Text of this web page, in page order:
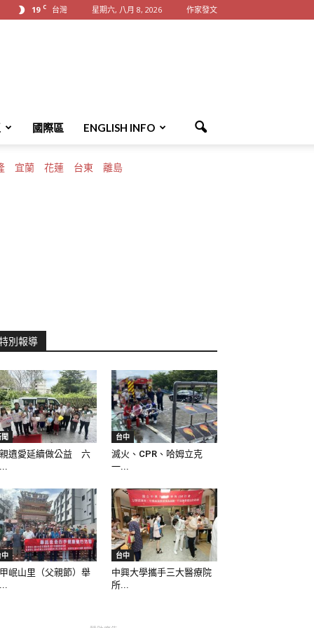
19 C 台灣 星期六, 八月 8, 2026 作家發文
國際區 ENGLISH INFO
宜蘭 花蓮 台東 離島
別報導
遺愛延續做公益 六
台中
滅火、CPR、哈姆立克
一...
中
岷山里（父親節）舉
台中
中興大學攜手三大醫療院
所...